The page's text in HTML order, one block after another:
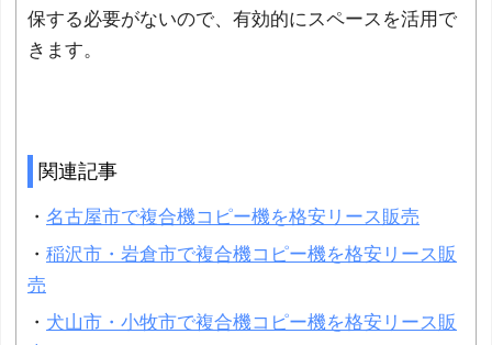
保する必要がないので、有効的にスペースを活用で
きます。
関連記事
・ 名古屋市で複合機コピー機を格安リース販売
・ 稲沢市・岩倉市で複合機コピー機を格安リース販
売
・ 犬山市・小牧市で複合機コピー機を格安リース販